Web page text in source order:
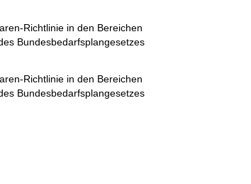
Richtlinie in den Bereichen
Bundesbedarfsplangesetzes
Richtlinie in den Bereichen
Bundesbedarfsplangesetzes